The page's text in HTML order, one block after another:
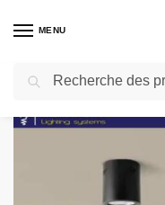
MENU
Accueil / Spot LED Apparent